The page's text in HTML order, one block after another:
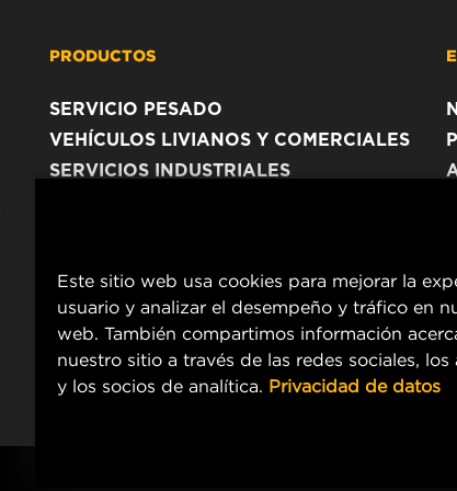
PRODUCTOS
SERVICIO PESADO
VEHÍCULOS LIVIANOS Y COMERCIALES
SERVICIOS INDUSTRIALES
Este sitio web usa cookies para mejorar la
usuario y analizar el desempeño y tráfico en
web. También compartimos información
nuestro sitio a través de las redes sociales, los
y los socios de analítica. Privacidad de datos